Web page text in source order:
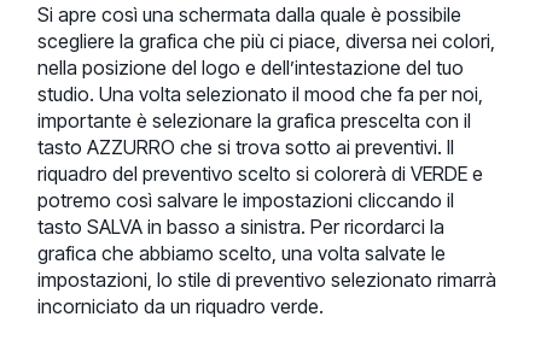
Si apre così una schermata dalla quale è possibile
scegliere la grafica che più ci piace, diversa nei colori,
nella posizione del logo e dell’intestazione del tuo
studio. Una volta selezionato il mood che fa per noi,
importante è selezionare la grafica prescelta con il
tasto AZZURRO che si trova sotto ai preventivi. Il
riquadro del preventivo scelto si colorerà di VERDE e
potremo così salvare le impostazioni cliccando il
tasto SALVA in basso a sinistra. Per ricordarci la
grafica che abbiamo scelto, una volta salvate le
impostazioni, lo stile di preventivo selezionato rimarrà
incorniciato da un riquadro verde.